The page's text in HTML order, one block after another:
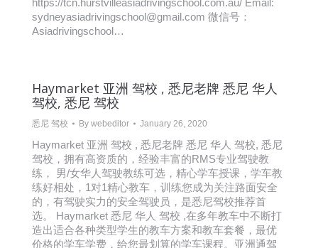
https://tcn.hurstvilleasiadrivingschool.com.au/ Email:
sydneyasiadrivingschool@gmail.com 微信号：
Asiadrivingschool…
Haymarket 亚洲 驾校 , 悉尼老牌 悉尼 华人
驾校, 悉尼 驾校
悉尼 驾校 By webeditor January 26, 2020
Haymarket 亚洲 驾校 , 悉尼老牌 悉尼 华人 驾校, 悉尼
驾校，拥有高资质的，经验丰富的RMS专业驾驶教
练， 男/女华人驾驶教练可选，精心学车授课，学车教
练好相处，1对1精心教车，训练您成为关注路面安全
的，有驾驶实力的安全驾驶员，是悉尼驾校推荐首
选。 Haymarket 悉尼 华人 驾校 ,在多年教车中不断打
造出适合各种类型学生的教车方案和教车套餐，最优
价格的学车学费，给您最划算的学车课程。亚洲通驾